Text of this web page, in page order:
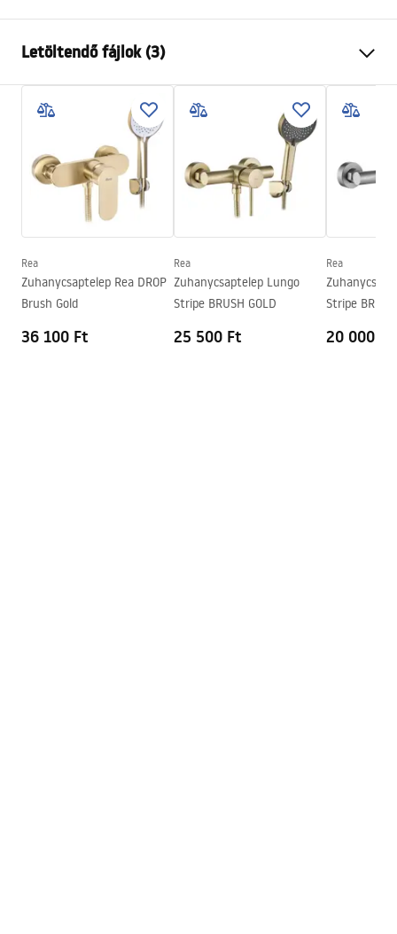
Felszerelés
Szín
Szálcsiszolt arany
Anyag
Sárgaréz, ABS
Bevonási technológia
PVD
Csatlakozás átmérője
1/2 col
Garancia
Letöltendő fájlok (3)
Telepítési utasítások
Pielęgnacja
Pielęgnacja.pdf
Garanciális feltételek
Warranty_Terms_and_Conditions_Faucets_-_5.pdf
Rea
Zuhanycsaptelep Rea DROP
Brush Gold
36 100 Ft
Rea
Zuhanycsaptelep Lungo
Stripe BRUSH GOLD
25 500 Ft
Rea
Stripe
20 000 Ft